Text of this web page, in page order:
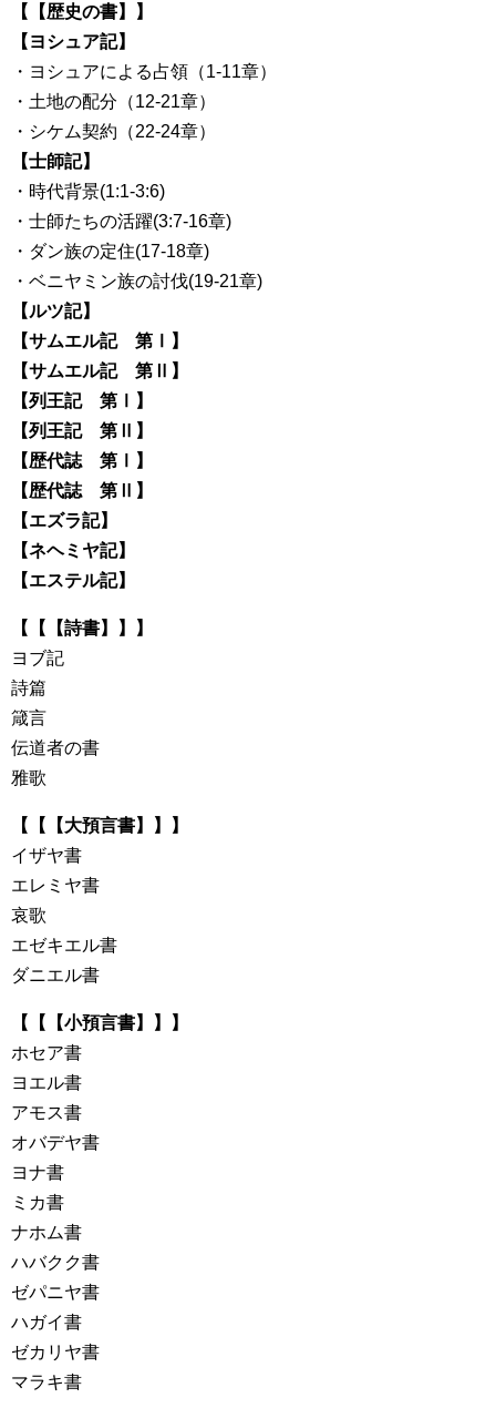
【【歴史の書】】
【ヨシュア記】
・ヨシュアによる占領（1-11章）
・土地の配分（12-21章）
・シケム契約（22-24章）
【士師記】
・時代背景(1:1-3:6)
・士師たちの活躍(3:7-16章)
・ダン族の定住(17-18章)
・ベニヤミン族の討伐(19-21章)
【ルツ記】
【サムエル記 第Ⅰ】
【サムエル記 第Ⅱ】
【列王記 第Ⅰ】
【列王記 第Ⅱ】
【歴代誌 第Ⅰ】
【歴代誌 第Ⅱ】
【エズラ記】
【ネヘミヤ記】
【エステル記】
【【【詩書】】】
ヨブ記
詩篇
箴言
伝道者の書
雅歌
【【【大預言書】】】
イザヤ書
エレミヤ書
哀歌
エゼキエル書
ダニエル書
【【【小預言書】】】
ホセア書
ヨエル書
アモス書
オバデヤ書
ヨナ書
ミカ書
ナホム書
ハバクク書
ゼパニヤ書
ハガイ書
ゼカリヤ書
マラキ書